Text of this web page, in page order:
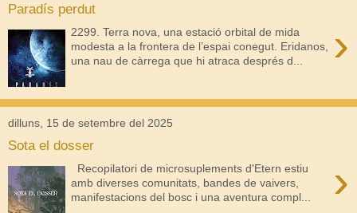
Paradís perdut
›
2299. Terra nova, una estació orbital de mida
modesta a la frontera de l’espai conegut. Eridanos,
una nau de càrrega que hi atraca després d...
dilluns, 15 de setembre del 2025
Sota el dosser
›
Recopilatori de microsuplements d'Etern estiu
amb diverses comunitats, bandes de vaivers,
manifestacions del bosc i una aventura compl...